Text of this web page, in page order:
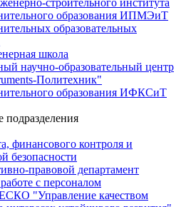
образования ИПМЭиТ
образовательных
школа
научно-образовательный центр
Политехник"
образования ИФКСиТ
финансового контроля и
безопасности
правовой департамент
с персоналом
"Управление качеством